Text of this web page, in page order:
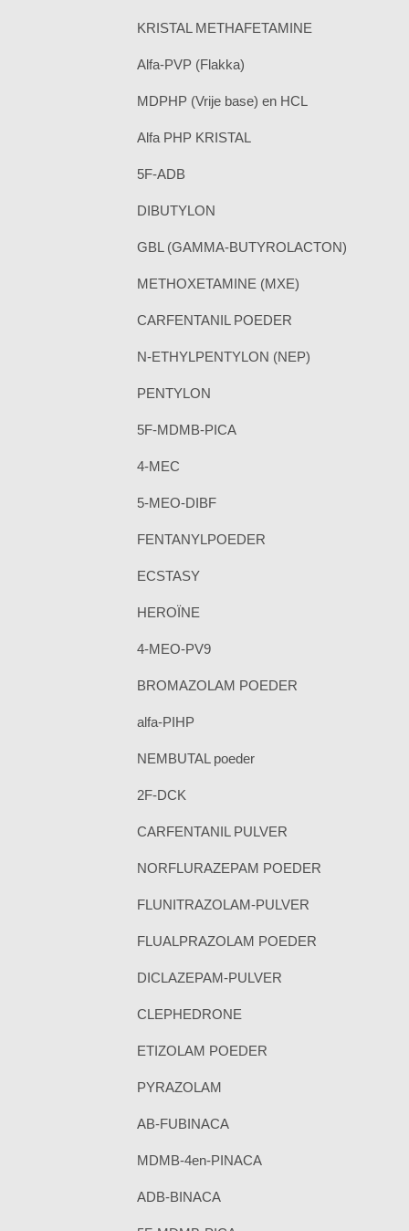
KRISTAL METHAFETAMINE
Alfa-PVP (Flakka)
MDPHP (Vrije base) en HCL
Alfa PHP KRISTAL
5F-ADB
DIBUTYLON
GBL (GAMMA-BUTYROLACTON)
METHOXETAMINE (MXE)
CARFENTANIL POEDER
N-ETHYLPENTYLON (NEP)
PENTYLON
5F-MDMB-PICA
4-MEC
5-MEO-DIBF
FENTANYLPOEDER
ECSTASY
HEROÏNE
4-MEO-PV9
BROMAZOLAM POEDER
alfa-PIHP
NEMBUTAL poeder
2F-DCK
CARFENTANIL PULVER
NORFLURAZEPAM POEDER
FLUNITRAZOLAM-PULVER
FLUALPRAZOLAM POEDER
DICLAZEPAM-PULVER
CLEPHEDRONE
ETIZOLAM POEDER
PYRAZOLAM
AB-FUBINACA
MDMB-4en-PINACA
ADB-BINACA